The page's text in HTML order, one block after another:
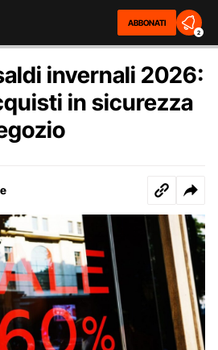
ABBONATI
2
invernali 2026:
in sicurezza